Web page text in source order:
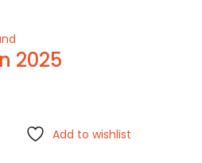
2025
Add to wishlist